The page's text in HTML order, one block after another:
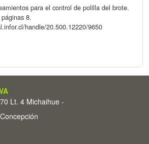
para el control de polilla del brote.
8.
handle/20.500.12220/9650
Lt. 4 Michaihue -